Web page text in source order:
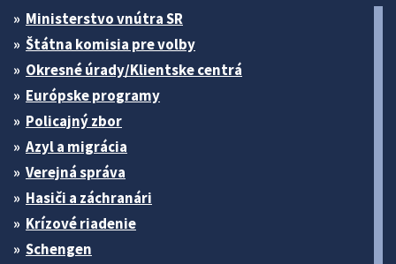
Ministerstvo vnútra SR
Štátna komisia pre volby
Okresné úrady/Klientske centrá
Európske programy
Policajný zbor
Azyl a migrácia
Verejná správa
Hasiči a záchranári
Krízové riadenie
Schengen